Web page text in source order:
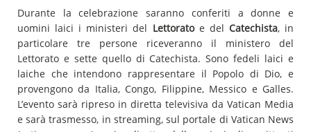
Durante la celebrazione saranno conferiti a donne e
uomini laici i ministeri del Lettoratoe del Catechista, in
particolare tre persone riceveranno il ministero del
Lettorato e sette quello di Catechista. Sono fedeli laici e
laiche che intendono rappresentare il Popolo di Dio, e
provengono da Italia, Congo, Filippine, Messico e Galles.
L’evento sarà ripreso in diretta televisiva da Vatican Media
e sarà trasmesso, in streaming, sul portale di Vatican News